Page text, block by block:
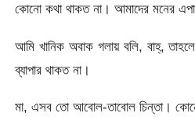
কোনো কথা থাকত না। আমাদের মনের
আমি খানিক অবাক গলায় বলি, বাহ্,
ব্যাপার থাকত না।
মা, এসব তো আবোল-তাবোল চিন্তা।